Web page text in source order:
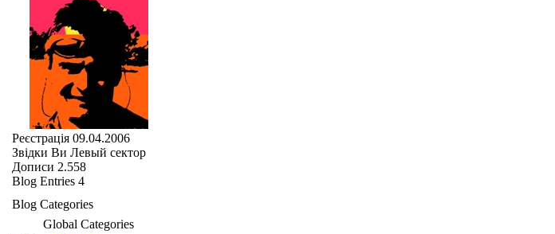
Реєстрація 09.04.2006
Звідки Ви Левый сектор
Дописи 2.558
Blog Entries 4
Blog Categories
Global Categories